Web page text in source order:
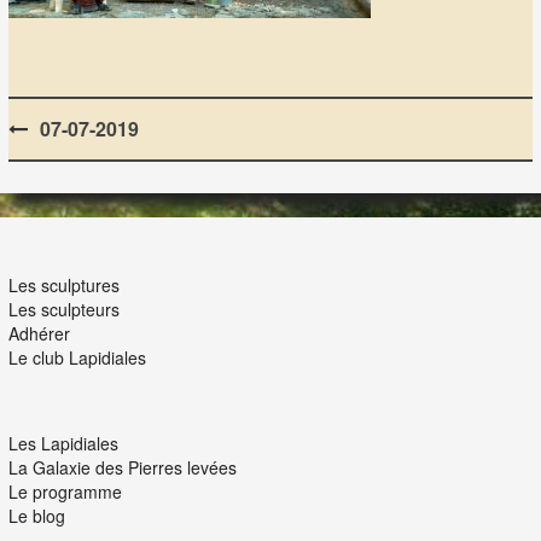
Post
navigation
07-07-2019
Les sculptures
Les sculpteurs
Adhérer
Le club Lapidiales
Les Lapidiales
La Galaxie des Pierres levées
Le programme
Le blog